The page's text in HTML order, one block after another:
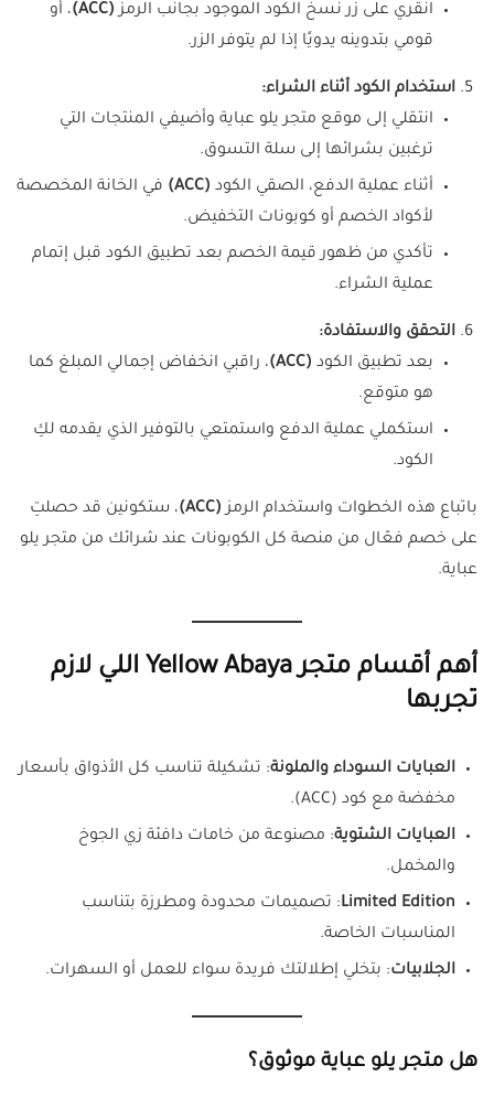
انقري على زر نسخ الكود الموجود بجانب الرمز(ACC)
، أو
قومي بتدوينه يدويًا إذا لم يتوفر الزر.
استخدام الكود أثناء الشراء:
انتقلي إلى موقع متجر يلو عباية وأضيفي المنتجات التي
ترغبين بشرائها إلى سلة التسوق.
أثناء عملية الدفع، الصقي الكود (ACC)
في الخانة المخصصة
لأكواد الخصم أو كوبونات التخفيض.
تأكدي من ظهور قيمة الخصم بعد تطبيق الكود قبل إتمام
عملية الشراء.
التحقق والاستفادة:
بعد تطبيق الكود (ACC)
، راقبي انخفاض إجمالي المبلغ كما
هو متوقع.
استكملي عملية الدفع واستمتعي بالتوفير الذي يقدمه لكِ
الكود.
باتباع هذه الخطوات واستخدام الرمز(ACC)
، ستكونين قد حصلتِ
على خصم فعّال من منصة كل الكوبونات عند شرائك من متجر يلو
عباية.
أهم أقسام متجر Yellow Abaya اللي لازم
تجربها
العبايات السوداء والملونة: تشكيلة تناسب كل الأذواق بأسعار
مخفضة مع كود (ACC).
العبايات الشتوية: مصنوعة من خامات دافئة زي الجوخ
والمخمل.
Limited Edition: تصميمات محدودة ومطرزة بتناسب
المناسبات الخاصة.
الجلابيات: بتخلي إطلالتك فريدة سواء للعمل أو السهرات.
هل متجر يلو عباية موثوق؟